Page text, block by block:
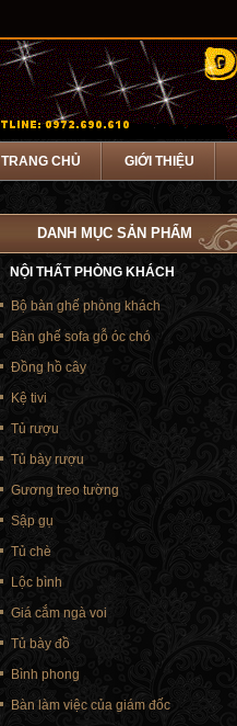
TRANG CHỦ GIỚI THIỆU
DANH MỤC SẢN PHẨM
NỘI THẤT PHÒNG KHÁCH
Bộ bàn ghế phòng khách
Bàn ghế sofa gỗ óc chó
Đồng hồ cây
Kệ tivi
Tủ rượu
Tủ bày rượu
Gương treo tường
Sập gụ
Tủ chè
Lộc bình
Giá cắm ngà voi
Tủ bày đồ
Bình phong
Bàn làm việc của giám đốc